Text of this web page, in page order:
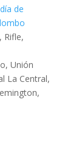
de
Rifle,
Unión
La Central,